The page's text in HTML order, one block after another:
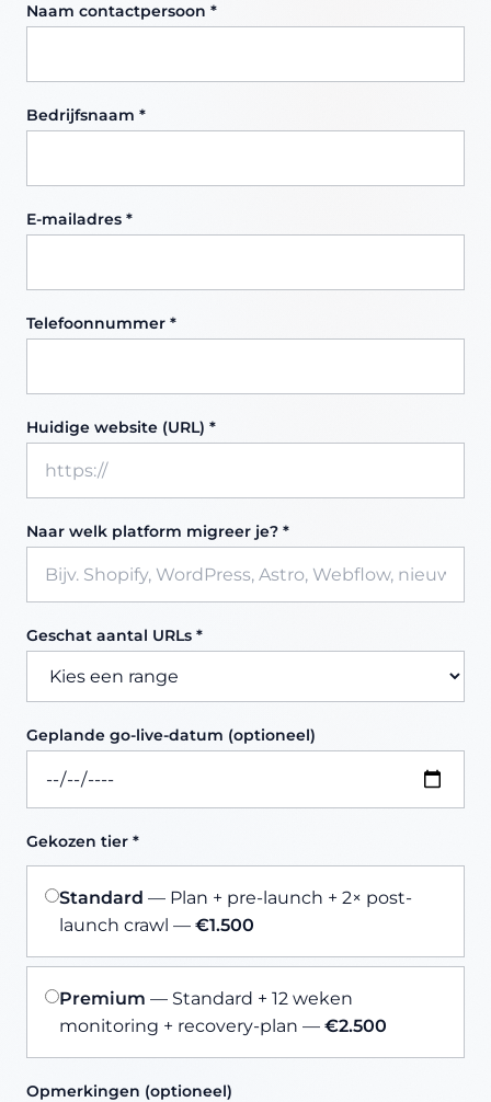
Naam contactpersoon *
Bedrijfsnaam *
E-mailadres *
Telefoonnummer *
Huidige website (URL) *
Naar welk platform migreer je? *
Geschat aantal URLs *
Geplande go-live-datum (optioneel)
Gekozen tier *
Standard — Plan + pre-launch + 2× post-
launch crawl — €1.500
Premium — Standard + 12 weken
monitoring + recovery-plan — €2.500
Opmerkingen (optioneel)